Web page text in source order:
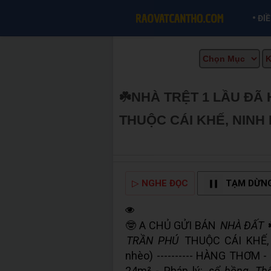
•
☘️NHÀ TRỆT 1 LẦU ĐÃ
THUỘC CÁI KHẾ, NINH
▷ NGHE ĐỌC TẠM
🤓 A CHỦ GỬI BÁN NHÀ ĐẤT
TRẦN PHÚ THUỘC CÁI KHẾ,
nhèo) ---------- HÀNG THƠM -